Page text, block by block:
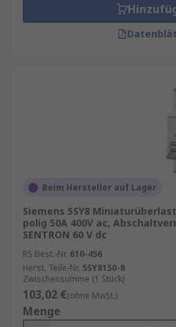
Beim Hersteller auf Lager
Siemens 5SY8
polig 50A 400V ac,
SENTRON 60 V dc
RS Best.-Nr. 610-456
Herst. Teile-Nr. 5SY8150-8
Zwischensumme (1 Stück)
103,02 €(ohne MwSt.)
Menge